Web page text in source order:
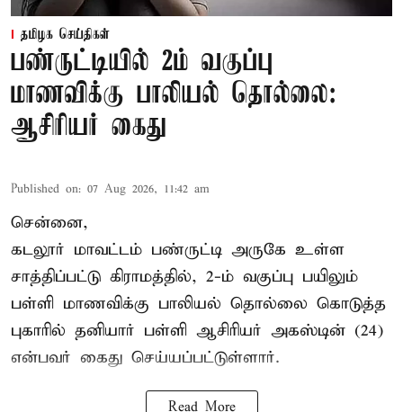
தமிழக செய்திகள்
பண்ருட்டியில் 2ம் வகுப்பு
மாணவிக்கு பாலியல் தொல்லை:
ஆசிரியர் கைது
Published on: 07 Aug 2026, 11:42 am
சென்னை,
கடலூர் மாவட்டம் பண்ருட்டி அருகே உள்ள
சாத்திப்பட்டு கிராமத்தில், 2-ம் வகுப்பு பயிலும்
பள்ளி மாணவிக்கு பாலியல் தொல்லை கொடுத்த
புகாரில் தனியார் பள்ளி ஆசிரியர் அகஸ்டின் (24)
என்பவர் கைது செய்யப்பட்டுள்ளார்.
Read More